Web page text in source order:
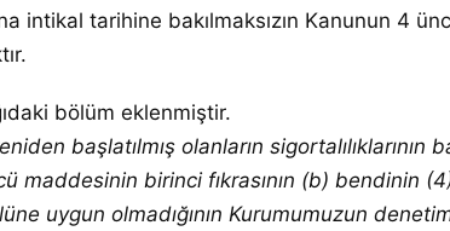
intikal tarihine bakılmaksızın Kanunun 4
bölüm eklenmiştir.
başlatılmış olanların
birinci fıkrasının (b) bendinin
uygun olmadığının Kurumumuzun